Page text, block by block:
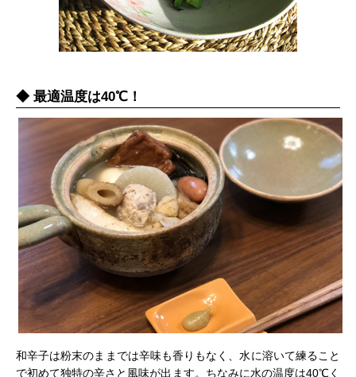
最適温度は40℃！
和辛子は粉末のままでは辛味も香りもなく、水に溶いて練ること
で初めて独特の辛さと風味が出ます。ちなみに水の温度は40℃く